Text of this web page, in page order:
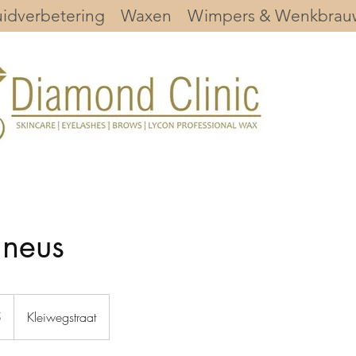
Waxen Wimpers &
Kleiwegstraat